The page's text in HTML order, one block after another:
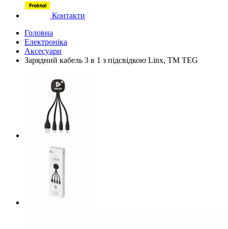
Контакти
Головна
Електроніка
Аксесуари
Зарядний кабель 3 в 1 з підсвідкою Linx, ТМ TEG